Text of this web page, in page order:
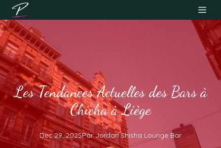
Les Tendances Actuelles des Bars à
Chicha à Liège
Dec 29, 2025Par Jordan Shisha Lounge Bar